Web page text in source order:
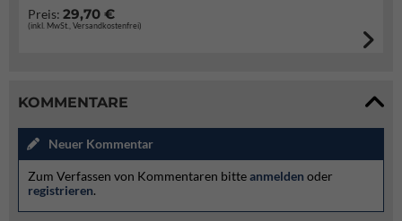
Preis: 29,70 €
(inkl. MwSt., Versandkostenfrei)
KOMMENTARE
Neuer Kommentar
Zum Verfassen von Kommentaren bitteanmelden oder
registrieren.